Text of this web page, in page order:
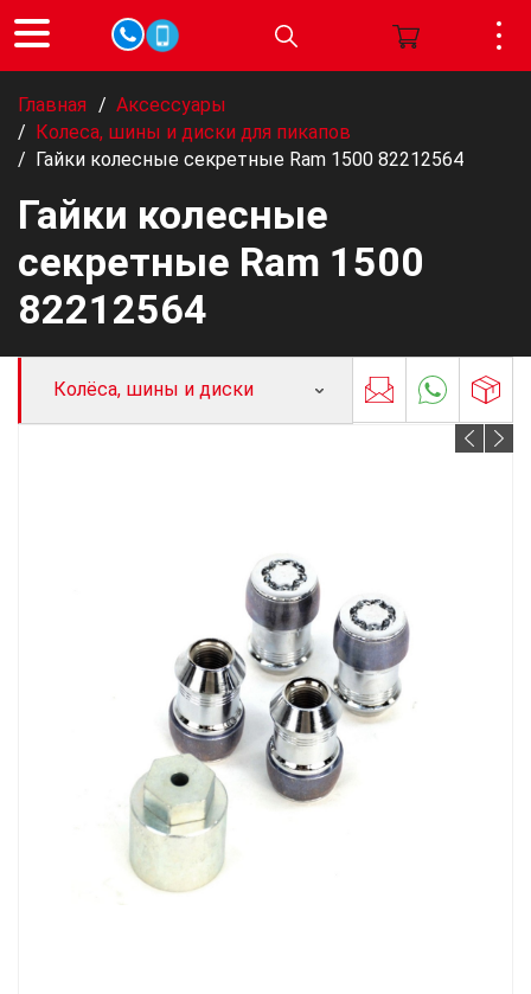
Главная / Аксессуары
/ Колеса, шины и диски для пикапов
/ Гайки колесные секретные Ram 1500 82212564
Гайки колесные
секретные Ram 1500
82212564
Колёса, шины и диски